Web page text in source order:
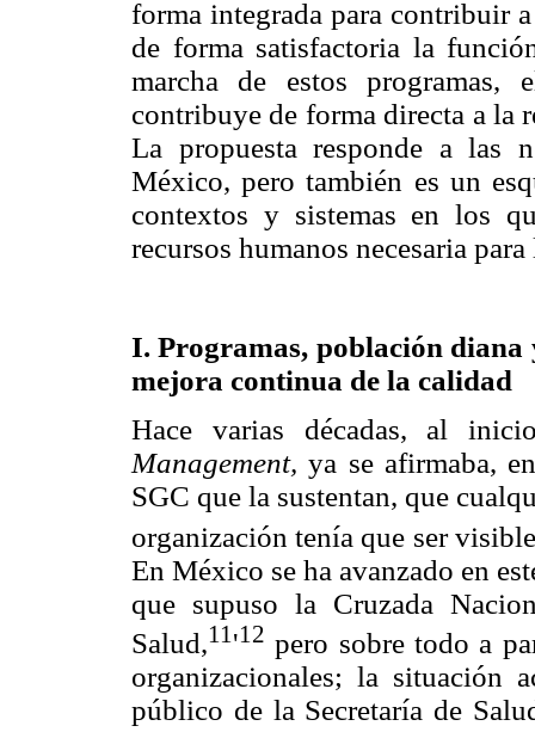
forma integrada para contribuir
de forma satisfactoria la
marcha de estos
contribuye de forma directa a la
La propuesta responde a las
México, pero también es un
contextos y sistemas en los
recursos humanos necesaria
I. Programas, población diana
mejora continua de la calidad
Hace varias décadas, al
Management, ya se afirmaba,
SGC que la sustentan, que
organización tenía que ser
En México se ha avanzado en
que supuso la Cruzada
Salud,11 '12 pero sobre todo a
organizacionales; la situación
público de la Secretaría de